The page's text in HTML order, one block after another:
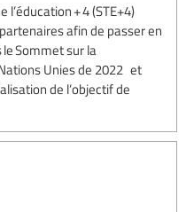
+ 4 (STE+4)
afin de passer en
Sommet sur la
Unies de 2022 et
de l’objectif de